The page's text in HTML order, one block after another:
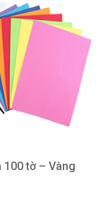
tờ – Vàng